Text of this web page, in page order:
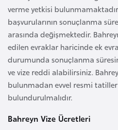
verme yetkisi
başvurularının sonuçlanma
arasında değişmektedir.
edilen evraklar haricinde ek
durumunda sonuçlanma
ve vize reddi alabilirsiniz.
bulunmadan evvel resmi
bulundurulmalıdır.
Bahreyn Vize Ücretleri
l
g
a
r
i
s
t
a